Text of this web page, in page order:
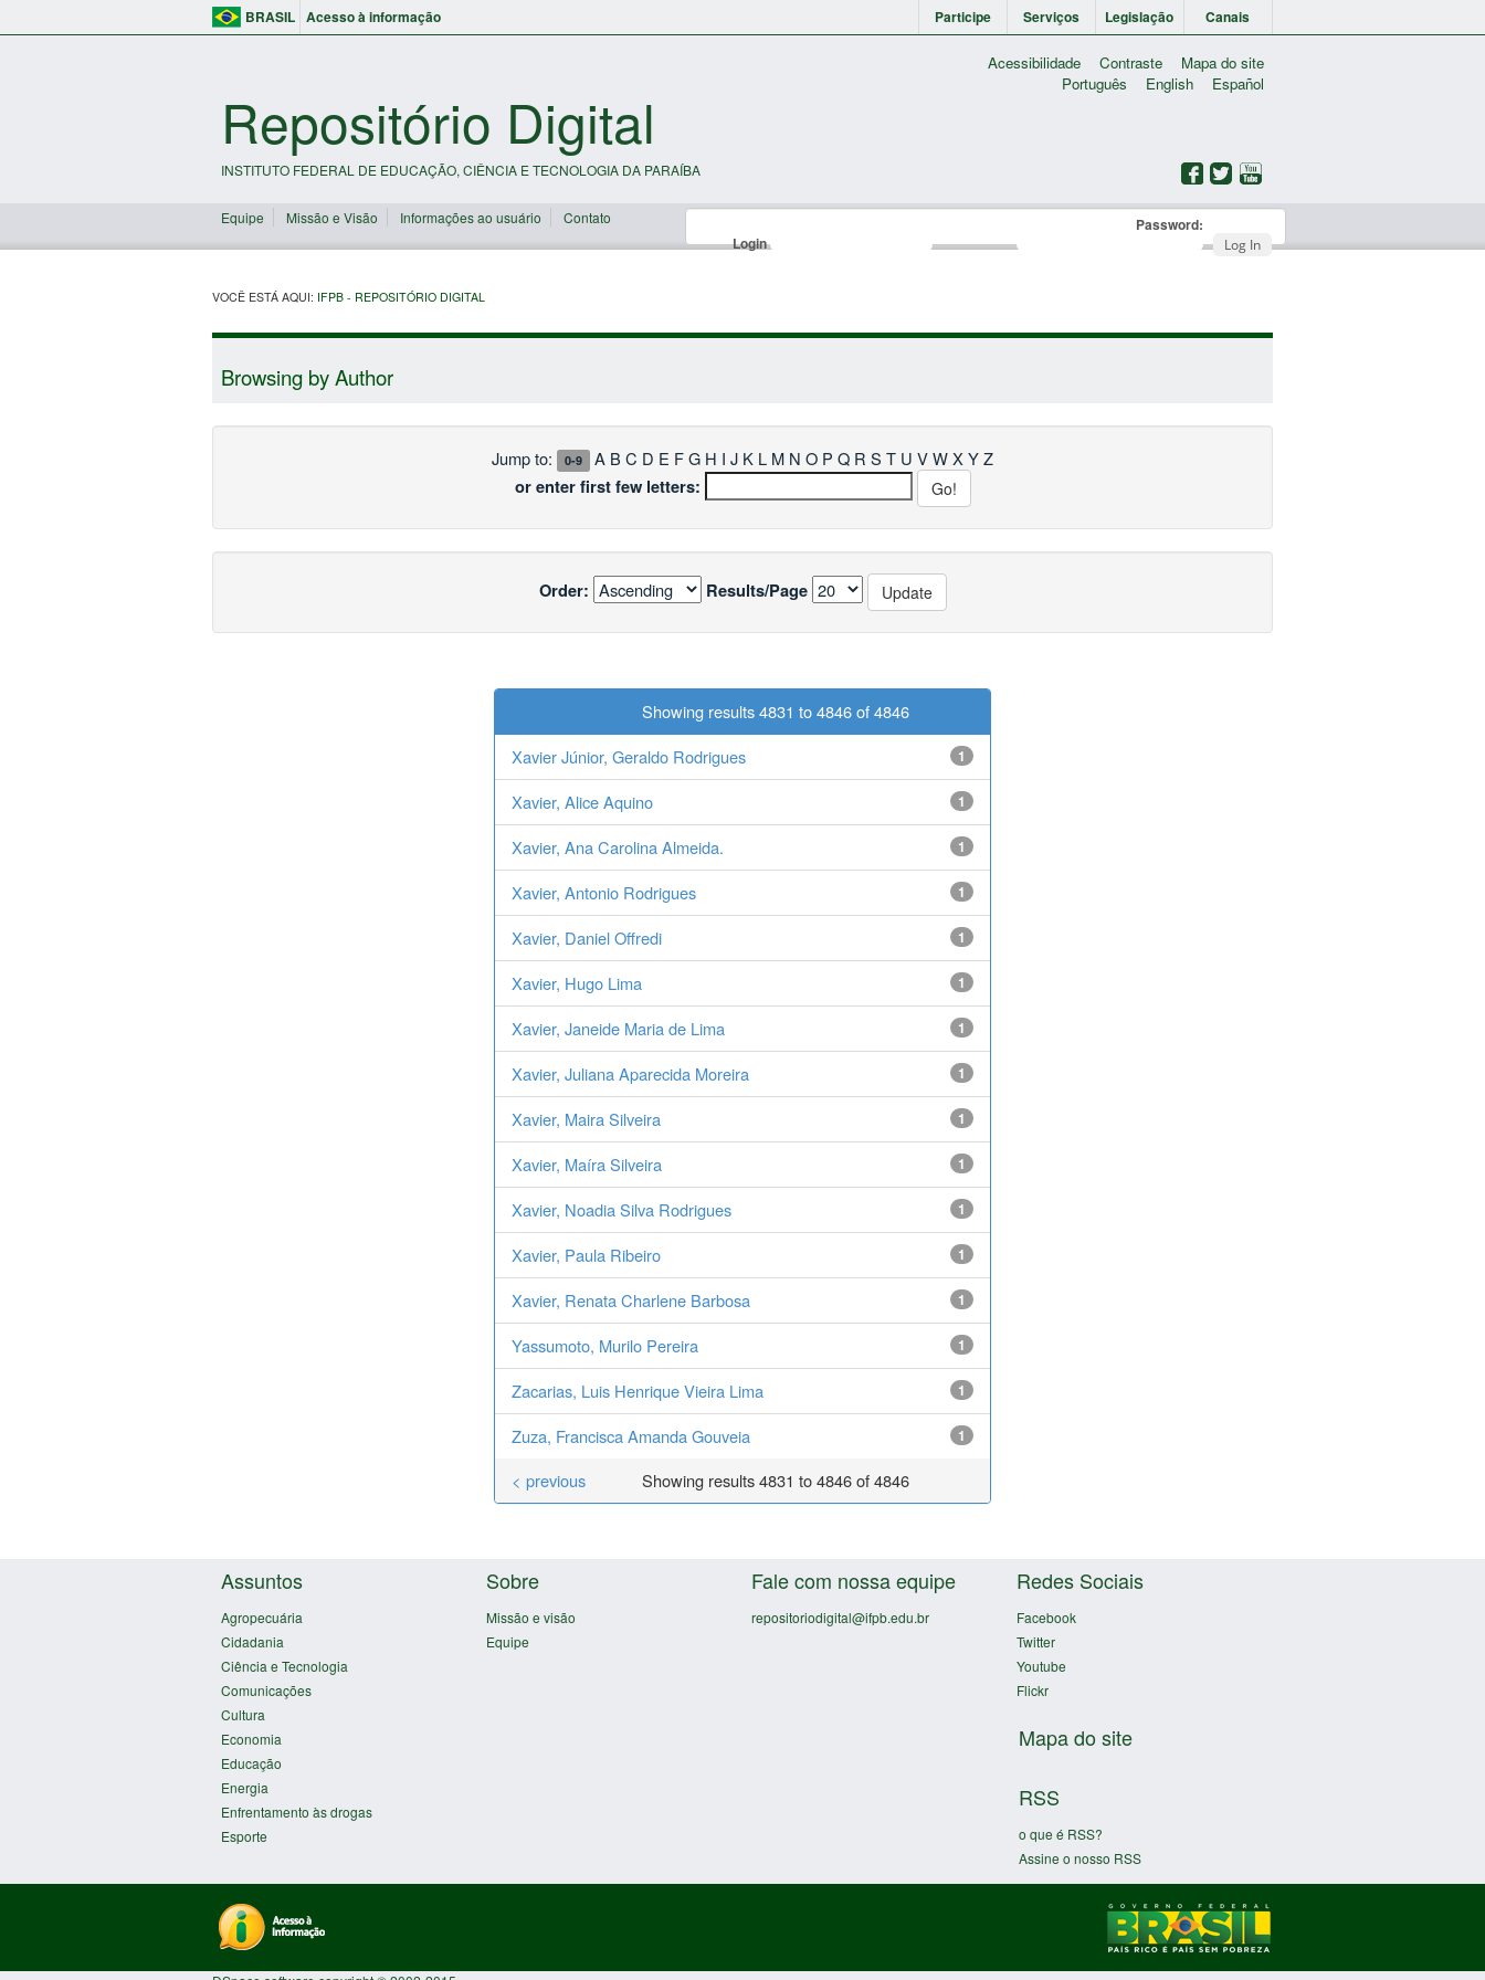
BRASIL Acesso à informação Participe Serviços Legislação Canais
Acessibilidade Contraste
Mapa do site
Português
English Español
Repositório Digital
INSTITUTO FEDERAL DE EDUCAÇÃO, CIÊNCIA E TECNOLOGIA DA PARAÍBA
Equipe Missão e Visão Informações ao usuário Contato
Login
Password:
Log In
VOCÊ ESTÁ AQUI: IFPB - REPOSITÓRIO DIGITAL
Browsing by Author
Jump to: 0-9 A B C D E F G H I J K L M N O P Q R S T U V W X Y Z
or enter first few letters:
Order: Results/Page
Showing results 4831 to 4846 of 4846
Xavier Júnior, Geraldo Rodrigues
1
Xavier, Alice Aquino 1
Xavier, Ana Carolina Almeida. 1
Xavier, Antonio Rodrigues 1
Xavier, Daniel Offredi 1
Xavier, Hugo Lima 1
Xavier, Janeide Maria de Lima 1
Xavier, Juliana Aparecida Moreira 1
Xavier, Maira Silveira 1
Xavier, Maíra Silveira 1
Xavier, Noadia Silva Rodrigues 1
Xavier, Paula Ribeiro 1
Xavier, Renata Charlene Barbosa 1
Yassumoto, Murilo Pereira 1
Zacarias, Luis Henrique Vieira Lima 1
Zuza, Francisca Amanda Gouveia 1
Showing results 4831 to 4846 of 4846
< previous
Assuntos
Agropecuária
Cidadania
Ciência e Tecnologia
Comunicações
Cultura
Economia
Educação
Energia
Enfrentamento às drogas
Esporte
Sobre
Missão e visão
Equipe
Fale com nossa equipe
repositoriodigital@ifpb.edu.br
Redes Sociais
Facebook
Twitter
Youtube
Flickr
Mapa do site
RSS
o que é RSS?
Assine o nosso RSS